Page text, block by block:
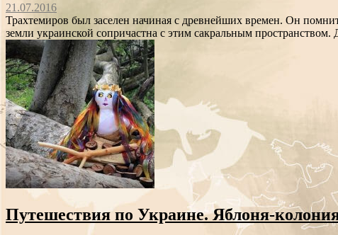
21.07.2016
Трахтемиров был заселен начиная с древнейших времен. Он
земли украинской сопричастна с этим сакральным
Путешествия по Украине. Яблоня-